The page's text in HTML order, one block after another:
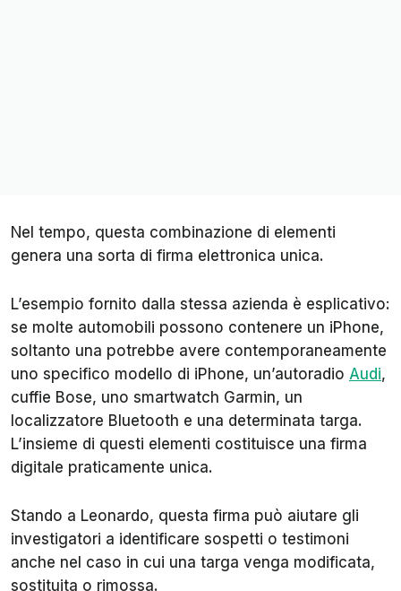
Nel tempo, questa combinazione di elementi
genera una sorta di firma elettronica unica.
L’esempio fornito dalla stessa azienda è esplicativo:
se molte automobili possono contenere un iPhone,
soltanto una potrebbe avere contemporaneamente
uno specifico modello di iPhone, un’autoradio Audi,
cuffie Bose, uno smartwatch Garmin, un
localizzatore Bluetooth e una determinata targa.
L’insieme di questi elementi costituisce una firma
digitale praticamente unica.
Stando a Leonardo, questa firma può aiutare gli
investigatori a identificare sospetti o testimoni
anche nel caso in cui una targa venga modificata,
sostituita o rimossa.